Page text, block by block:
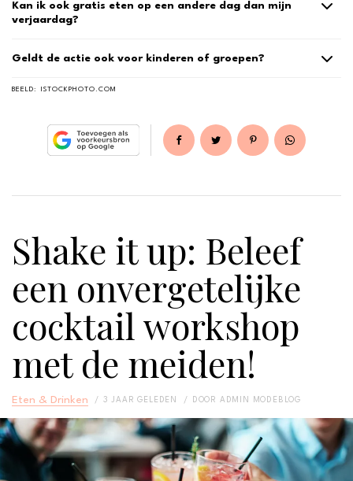
Kan ik ook gratis eten op een andere dag dan mijn
verjaardag?
Geldt de actie ook voor kinderen of groepen?
BEELD: ISTOCKPHOTO.COM
Shake it up: Beleef
een onvergetelijke
cocktail workshop
met de meiden!
Eten & Drinken 3 JAAR GELEDEN DOOR ADMIN MODEBLOG